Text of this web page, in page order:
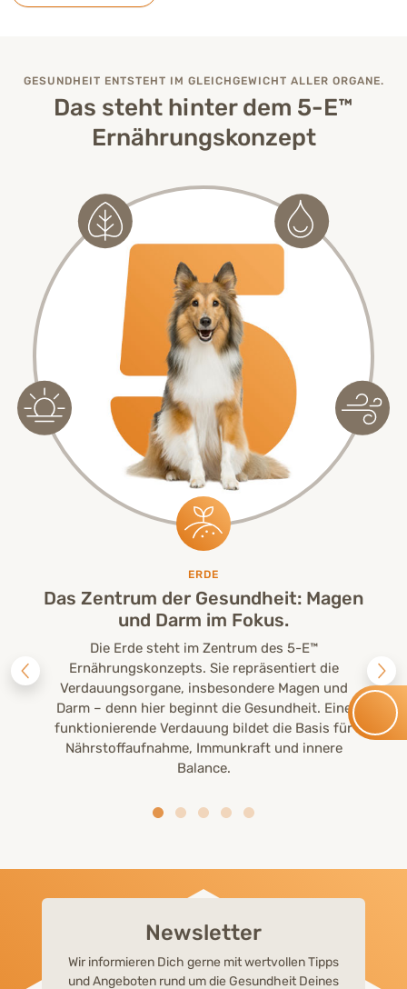
GESUNDHEIT ENTSTEHT IM GLEICHGEWICHT ALLER ORGANE.
Das steht hinter dem 5-E™
Ernährungskonzept
ERDE
Das Zentrum der Gesundheit: Magen
und Darm im Fokus.
Die Erde steht im Zentrum des 5-E™
Ernährungskonzepts. Sie repräsentiert die
Verdauungsorgane, insbesondere Magen und
Darm – denn hier beginnt die Gesundheit. Eine
funktionierende Verdauung bildet die Basis für
Nährstoffaufnahme, Immunkraft und innere
Balance.
Newsletter
Wir informieren Dich gerne mit wertvollen Tipps
und Angeboten rund um die Gesundheit Deines